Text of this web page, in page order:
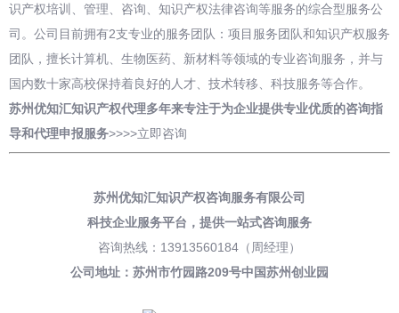
识产权培训、管理、咨询、知识产权法律咨询等服务的综合型服务公
司。公司目前拥有2支专业的服务团队：项目服务团队和知识产权服务
团队，擅长计算机、生物医药、新材料等领域的专业咨询服务，并与
国内数十家高校保持着良好的人才、技术转移、科技服务等合作。
苏州优知汇知识产权代理多年来专注于为企业提供专业优质的咨询指
导和代理申报 服务>>>>立即咨询
苏州优知汇知识产权咨询服务有限公司
科技企业服务平台， 提供一站式咨询服务
咨询热线：13913560184（周经理）
公司地址：苏州市竹园路209号中国苏州创业园